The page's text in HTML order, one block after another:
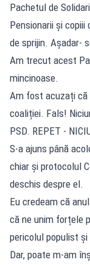
Pachetul de
Pensionarii și
de sprijin. Așadar-
Am trecut acest
mincinoase.
Am fost acuzați că
coaliției. Fals!
PSD. REPET -
S-a ajuns până
chiar și protocolul
deschis despre el.
Eu credeam că
că ne unim forțele
pericolul populist și
Dar, poate m-am